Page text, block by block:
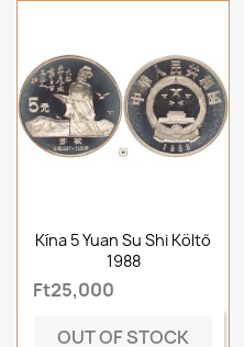
Kína 5 Yuan Su Shi Költő
1988
Ft25,000
OUT OF STOCK